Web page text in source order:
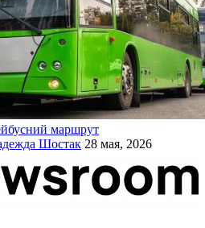
маршрут
Шостак 28 мая, 2026